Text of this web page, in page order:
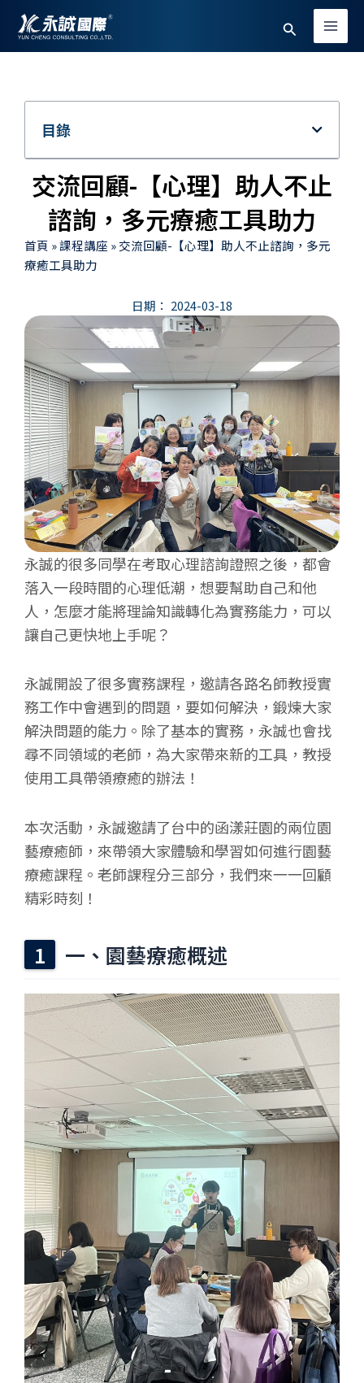
搜
尋
Main
目錄
交流回顧-【心理】助人不止
諮詢，多元療癒工具助力
首頁 »課程講座 »交流回顧-【心理】助人不止諮詢，多元
療癒工具助力
日期： 2024-03-18
永誠的很多同學在考取心理諮詢證照之後，都會
落入一段時間的心理低潮，想要幫助自己和他
人，怎麼才能將理論知識轉化為實務能力，可以
讓自己更快地上手呢？
永誠開設了很多實務課程，邀請各路名師教授實
務工作中會遇到的問題，要如何解決，鍛煉大家
解決問題的能力。除了基本的實務，永誠也會找
尋不同領域的老師，為大家帶來新的工具，教授
使用工具帶領療癒的辦法！
本次活動，永誠邀請了台中的函漾莊園的兩位園
藝療癒師，來帶領大家體驗和學習如何進行園藝
療癒課程。老師課程分三部分，我們來一一回顧
精彩時刻！
一、園藝療癒概述